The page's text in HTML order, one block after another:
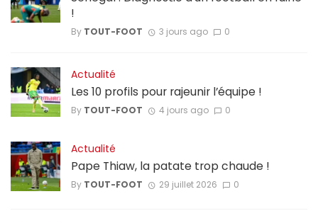
!
By TOUT-FOOT 3 jours ago 0
Actualité
Les 10 profils pour rajeunir l’équipe !
By TOUT-FOOT 4 jours ago 0
Actualité
Pape Thiaw, la patate trop chaude !
By TOUT-FOOT 29 juillet 2026 0